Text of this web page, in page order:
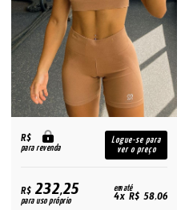
R$
para revenda
Logue-se para
ver o preço
R$232,25
para uso próprio
em até
4x R$ 58,06